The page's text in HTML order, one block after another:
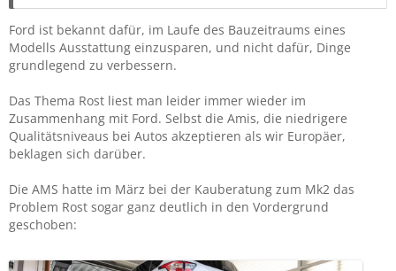
Ford ist bekannt dafür, im Laufe des Bauzeitraums eines
Modells Ausstattung einzusparen, und nicht dafür, Dinge
grundlegend zu verbessern.
Das Thema Rost liest man leider immer wieder im
Zusammenhang mit Ford. Selbst die Amis, die niedrigere
Qualitätsniveaus bei Autos akzeptieren als wir Europäer,
beklagen sich darüber.
Die AMS hatte im März bei der Kauberatung zum Mk2 das
Problem Rost sogar ganz deutlich in den Vordergrund
geschoben: